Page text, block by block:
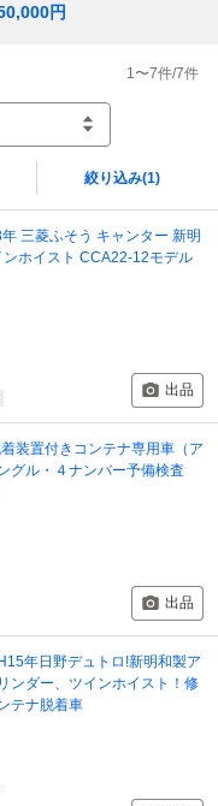
円
1 〜7件/7件
絞り込み(1)
年 三菱ふそう キャンター 新明
ホイスト CCA22-12モデル
出品
装置付きコンテナ専用車（ア
グル・４ナンバー予備検査
出品
年日野デュトロ!新明和製ア
ンダー、ツインホイスト！修
テナ脱着車